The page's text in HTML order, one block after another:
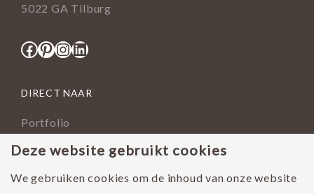
5022 GA Tilburg
Facebook
Pinterest
Instagram
LinkedIn
DIRECT NAAR
Portfolio
Assortiment
Houtsoorten
Deze website gebruikt cookies
We gebruiken cookies om de inhoud van onze website